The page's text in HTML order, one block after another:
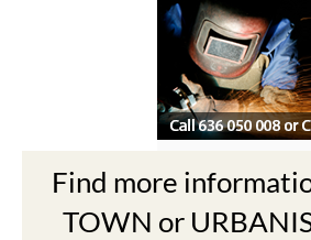
Find more
TOWN or